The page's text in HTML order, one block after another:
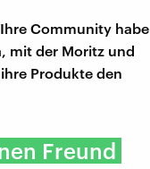
Community habe
mit der Moritz und
Produkte den
Freund